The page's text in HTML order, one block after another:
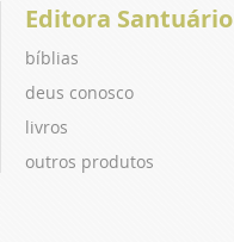
Editora Santuário
bíblias
deus conosco
livros
outros produtos